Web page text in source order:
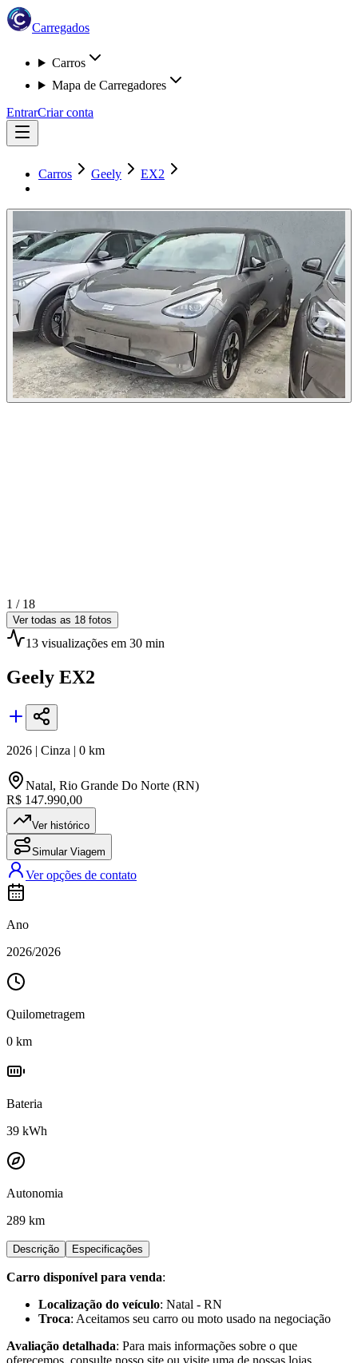
Carregados
Carros
Mapa de Carregadores
EntrarCriar conta
Carros Geely EX2
1 / 18
Ver todas as 18 fotos
13 visualizações em 30 min
Geely EX2
2026 | Cinza | 0 km
Natal, Rio Grande Do Norte (RN)
R$ 147.990,00
Ver histórico
Simular Viagem
Ver opções de contato
Ano
2026/2026
Quilometragem
0 km
Bateria
39 kWh
Autonomia
289 km
Descrição Especificações
Carro disponível para venda:
Localização do veículo: Natal - RN
Troca: Aceitamos seu carro ou moto usado na negociação
Avaliação detalhada: Para mais informações sobre o que
oferecemos, consulte nosso site ou visite uma de nossas lojas.